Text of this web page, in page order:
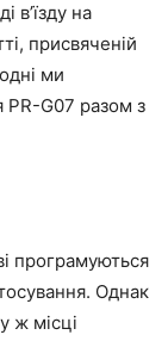
в’їзду на
присвяченій
ми
PR-G07 разом з
програмуються
Однак
ж місці